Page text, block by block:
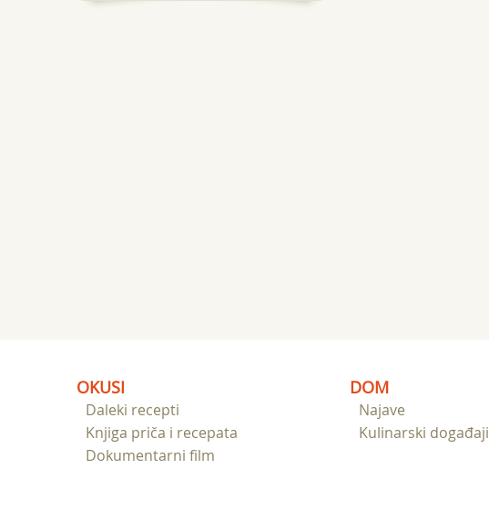
OKUSI
Daleki recepti
Knjiga priča i recepata
Dokumentarni film
DOM
Najave
Kulinarski događaji